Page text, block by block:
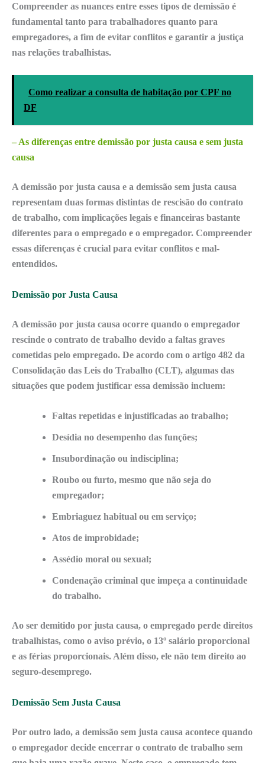
Compreender as nuances entre esses tipos de demissão é
fundamental tanto para trabalhadores quanto para
empregadores, a fim de evitar conflitos e garantir a justiça
nas relações trabalhistas.
Como realizar a consulta de habitação por CPF no
DF
– As diferenças entre demissão por justa causa e sem justa
causa
A demissão por justa causa e a demissão sem justa causa
representam duas formas distintas de rescisão do contrato
de trabalho, com implicações legais e financeiras bastante
diferentes para o empregado e o empregador. Compreender
essas diferenças é crucial para evitar conflitos e mal-
entendidos.
Demissão por Justa Causa
A demissão por justa causa ocorre quando o empregador
rescinde o contrato de trabalho devido a faltas graves
cometidas pelo empregado. De acordo com o artigo 482 da
Consolidação das Leis do Trabalho (CLT), algumas das
situações que podem justificar essa demissão incluem:
Faltas repetidas e injustificadas ao trabalho;
Desídia no desempenho das funções;
Insubordinação ou indisciplina;
Roubo ou furto, mesmo que não seja do
empregador;
Embriaguez habitual ou em serviço;
Atos de improbidade;
Assédio moral ou sexual;
Condenação criminal que impeça a continuidade
do trabalho.
Ao ser demitido por justa causa, o empregado perde direitos
trabalhistas, como o aviso prévio, o 13º salário proporcional
e as férias proporcionais. Além disso, ele não tem direito ao
seguro-desemprego.
Demissão Sem Justa Causa
Por outro lado, a demissão sem justa causa acontece quando
o empregador decide encerrar o contrato de trabalho sem